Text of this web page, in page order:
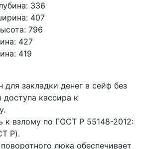
336
407
796
427
419
для закладки денег в сейф без
кассира к
к взлому по ГОСТ Р 55148-2012:
Р).
люка обеспечивает